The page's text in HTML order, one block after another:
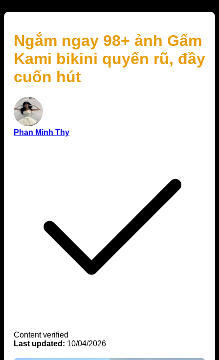
Ngắm ngay 98+ ảnh Gấm
Kami bikini quyến rũ, đầy
cuốn hút
Phan Minh Thy
Content verified
Last updated: 10/04/2026